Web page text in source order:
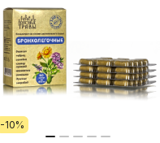
-10%